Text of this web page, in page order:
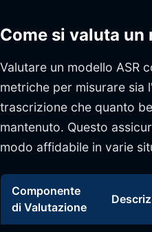
Come si valuta un
Valutare un modello ASR
metriche per misurare sia
trascrizione che quanto
mantenuto. Questo
modo affidabile in varie
Componente
di Valutazione